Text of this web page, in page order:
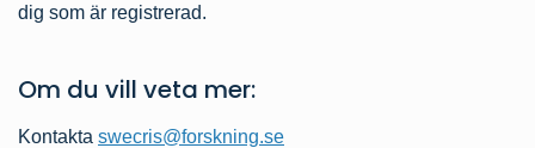
dig som är registrerad.
Om du vill veta mer:
Kontakta swecris@forskning.se